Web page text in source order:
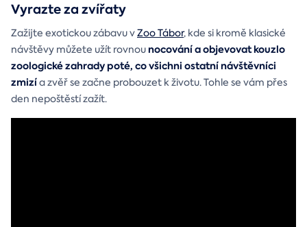
Vyrazte za zvířaty
Zažijte exotickou zábavu vZoo Tábor, kde si kromě klasické
návštěvy můžete užít rovnounocování a objevovat kouzlo
zoologické zahrady poté, co všichni ostatní návštěvníci
zmizía zvěř se začne probouzet k životu. Tohle se vám přes
den nepoštěstí zažít.